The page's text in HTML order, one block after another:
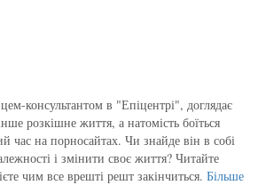
консультантом в "Епіцентрі", доглядає
розкішне життя, а натомість боїться
час на порносайтах. Чи знайде він в собі
і змінити своє життя? Читайте
чим все врешті решт закінчиться. Більше